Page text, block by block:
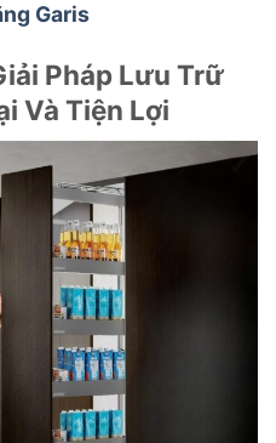
Garis
Pháp Lưu Trữ
Và Tiện Lợi